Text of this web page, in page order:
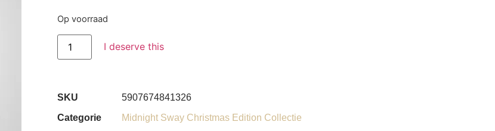
Op voorraad
I deserve this
SKU
5907674841326
Categorie
Midnight Sway Christmas Edition Collectie